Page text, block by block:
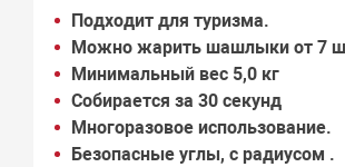
Подходит для туризма.
Можно жарить шашлыки от 7
Минимальный вес 5,0 кг
Собирается за 30 секунд
Многоразовое использование.
Безопасные углы, с радиусом .